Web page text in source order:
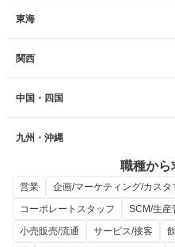
東海
関西
中国・四国
九州・沖縄
職種から
営業
企画/マーケティング/カスタ
コーポレートスタッフ
SCM/生産
小売販売/流通
サービス/接客